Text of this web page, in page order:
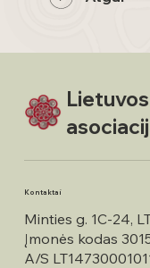
Kontaktai
Minties g. 1C-24,
Įmonės kodas
A/S